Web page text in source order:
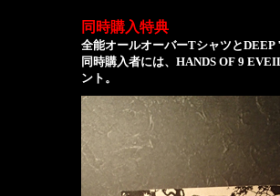
同時購入特典
全能オールオーバーTシャツと
同時購入者には、HANDS OF 9
ント。